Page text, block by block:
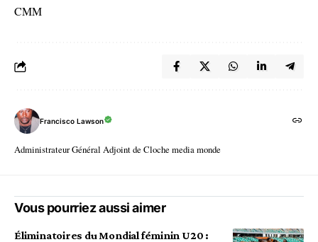
CMM
Francisco Lawson
Administrateur Général Adjoint de Cloche media monde
Vous pourriez aussi aimer
Éliminatoires du Mondial féminin U20 :